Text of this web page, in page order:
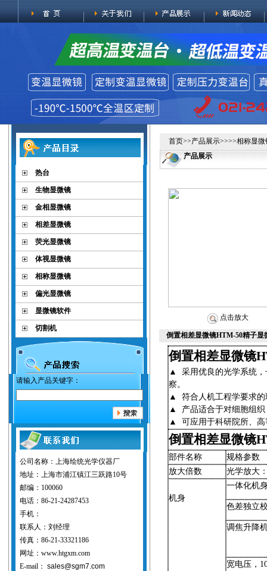
热台
生物显微镜
金相显微镜
相差显微镜
荧光显微镜
体视显微镜
相称显微镜
偏光显微镜
显微镜软件
切割机
请输入产品关键字：
公司名称：上海绘统光学仪器厂
地址：上海市浦江镇江三跃路10号
邮编：100060
电话：86-21-24287453
手机：
联系人：刘经理
传真：86-21-33321186
网址：www.htgxm.com
E-mail： sales@sgm7.com
首页>>产品展示>>>>相称显微
产品展示
点击放大
倒置相差显微镜HTM-50精子
倒置相差显微镜
▲
采用优良的光学系统
察。
▲
符合人机工程学要求
▲
产品适合于对细胞组
▲
可应用于科研院所、
倒置相差显微镜
部件名称
规格参数
放大倍数
光学放大
机身
一体化机
色差独立
调焦升降
宽电压，